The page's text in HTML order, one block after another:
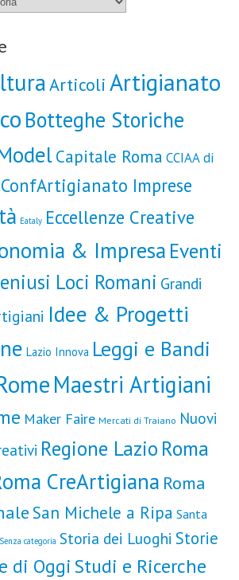
Articoli Artigianato
Botteghe Storiche
Capitale Roma CCIAA di
ConfArtigianato Imprese
Eataly Eccellenze Creative
& Impresa Eventi
Loci Romani Grandi
Idee & Progetti
Lazio Innova Leggi e Bandi
Maestri Artigiani
Maker Faire Mercati di Traiano Nuovi
Regione Lazio Roma
CreArtigiana Roma
San Michele a Ripa Santa
Senza categoria Storia dei Luoghi Storie
di Oggi Studi e Ricerche